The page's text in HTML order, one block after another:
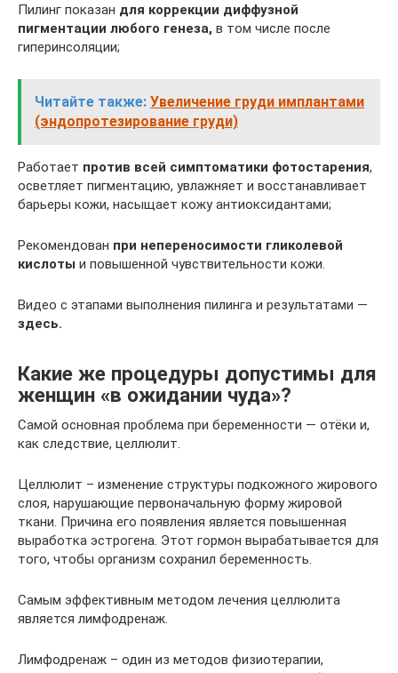
Пилинг показан для коррекции диффузной
пигментации любого генеза, в том числе после
гиперинсоляции;
Читайте также: Увеличение груди имплантами
(эндопротезирование груди)
Работает против всей симптоматики фотостарения,
осветляет пигментацию, увлажняет и восстанавливает
барьеры кожи, насыщает кожу антиоксидантами;
Рекомендован при непереносимости гликолевой
кислоты и повышенной чувствительности кожи.
Видео с этапами выполнения пилинга и результатами —
здесь.
Какие же процедуры допустимы для
женщин «в ожидании чуда»?
Самой основная проблема при беременности — отёки и,
как следствие, целлюлит.
Целлюлит – изменение структуры подкожного жирового
слоя, нарушающие первоначальную форму жировой
ткани. Причина его появления является повышенная
выработка эстрогена. Этот гормон вырабатывается для
того, чтобы организм сохранил беременность.
Самым эффективным методом лечения целлюлита
является лимфодренаж.
Лимфодренаж – один из методов физиотерапии,